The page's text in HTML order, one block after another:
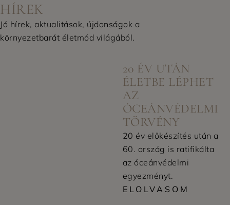
HÍREK
Jó hírek, aktualitások, újdonságok a
környezetbarát életmód világából.
20 ÉV UTÁN
ÉLETBE LÉPHET
AZ
ÓCEÁNVÉDELMI
TÖRVÉNY
20 év előkészítés után a
60. ország is ratifikálta
az óceánvédelmi
egyezményt.
ELOLVASOM